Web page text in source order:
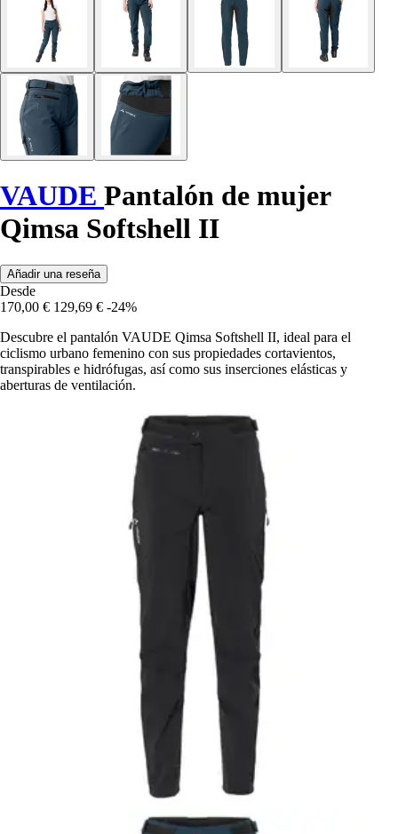
VAUDE Pantalón de mujer
Qimsa Softshell II
Añadir una reseña
Desde
170,00 € 129,69 € -24%
Descubre el pantalón VAUDE Qimsa Softshell II, ideal para el
ciclismo urbano femenino con sus propiedades cortavientos,
transpirables e hidrófugas, así como sus inserciones elásticas y
aberturas de ventilación.